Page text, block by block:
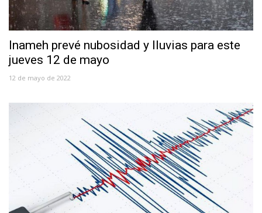
Inameh prevé nubosidad y lluvias para este
jueves 12 de mayo
12 de mayo de 2022